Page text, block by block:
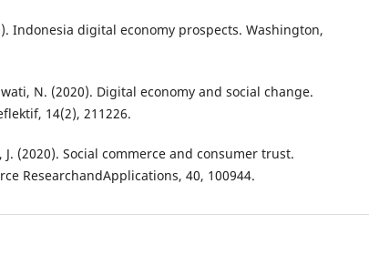
Indonesia digital economy prospects. Washington,
N. (2020). Digital economy and social change.
14(2), 211226.
J. (2020). Social commerce and consumer trust.
ResearchandApplications, 40, 100944.